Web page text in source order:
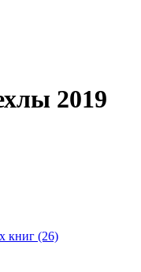
2019
книг (26)